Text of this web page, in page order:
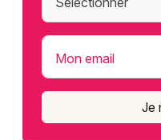
Mon email
Je